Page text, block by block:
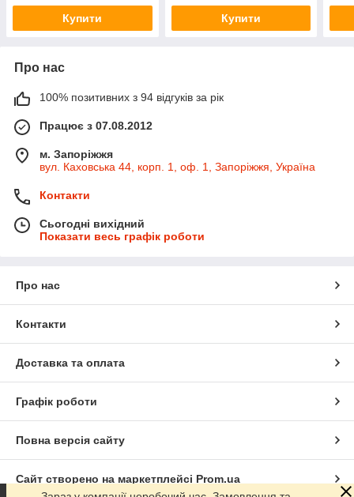
Купити Купити
Про нас
100% позитивних з 94 відгуків за рік
Працює з 07.08.2012
м. Запоріжжя
вул. Каховська 44, корп. 1, оф. 1, Запоріжжя, Україна
Контакти
Сьогодні вихідний
Показати весь графік роботи
Про нас
Контакти
Доставка та оплата
Графік роботи
Повна версія сайту
Сайт створено на маркетплейсі Prom.ua